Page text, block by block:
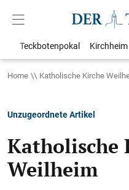
Teckbotenpokal Kirchheim
Home Katholische Kirche
Unzugeordnete Artikel
Katholische
Weilheim